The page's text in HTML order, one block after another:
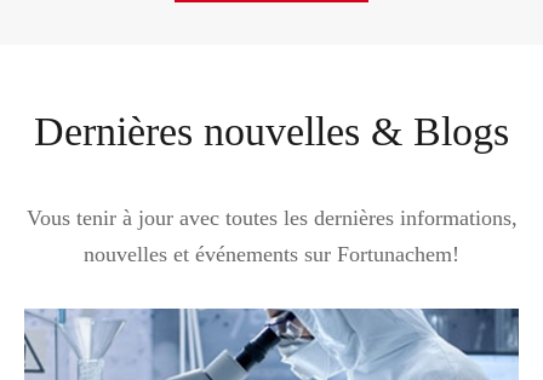
Dernières nouvelles & Blogs
Vous tenir à jour avec toutes les dernières informations,
nouvelles et événements sur Fortunachem!